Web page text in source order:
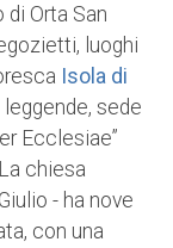
Orta San
luoghi
Isola di
sede
Ecclesiae”
chiesa
- ha nove
con una